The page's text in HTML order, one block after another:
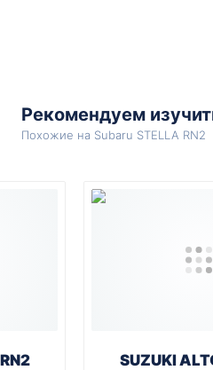
Рекомендуем
Похожие на Subaru STELLA RN2
SUZUKI